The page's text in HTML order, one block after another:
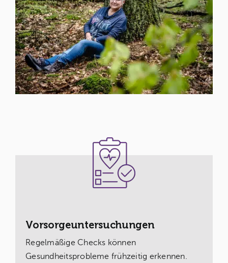
Vorsorgeuntersuchungen
Regelmäßige Checks können
Gesundheitsprobleme frühzeitig erkennen.